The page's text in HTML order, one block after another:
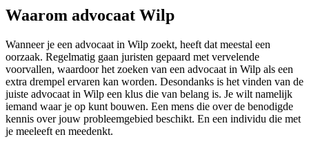
Waarom advocaat Wilp
Wanneer je een advocaat in Wilp zoekt, heeft dat meestal een
oorzaak. Regelmatig gaan juristen gepaard met vervelende
voorvallen, waardoor het zoeken van een advocaat in Wilp als een
extra drempel ervaren kan worden. Desondanks is het vinden van de
juiste advocaat in Wilp een klus die van belang is. Je wilt namelijk
iemand waar je op kunt bouwen. Een mens die over de benodigde
kennis over jouw probleemgebied beschikt. En een individu die met
je meeleeft en meedenkt.